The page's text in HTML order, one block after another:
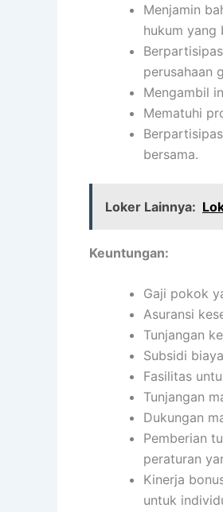
Menjamin
hukum yang
perusahaan
Mengambil
Mematuhi
bersama.
Loker Lainnya:
Keuntungan:
Gaji pokok
Asuransi
Tunjangan
Subsidi
Fasilitas
Tunjangan
Dukungan
Pemberian
peraturan
Kinerja
untuk